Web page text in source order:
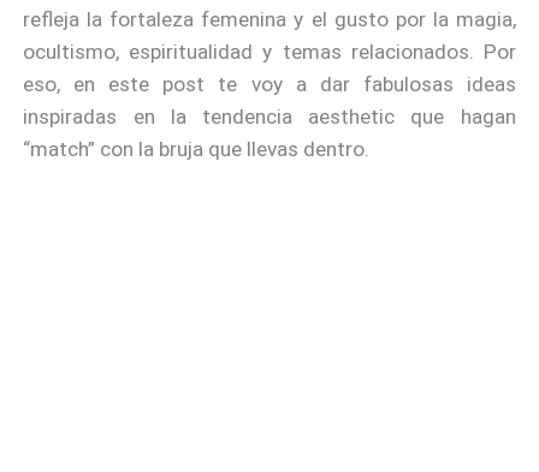
refleja la fortaleza femenina y el gusto por la magia,
ocultismo, espiritualidad y temas relacionados. Por
eso, en este post te voy a dar fabulosas ideas
inspiradas en la tendencia aesthetic que hagan
“match” con la bruja que llevas dentro.